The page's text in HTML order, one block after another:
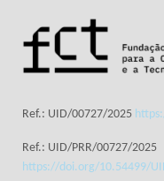
Ref.: UID/00727/2025
Ref.: UID/PRR/00727/2025
https://doi.org/10.54499/